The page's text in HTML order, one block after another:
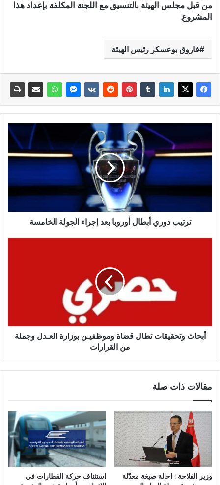
من قبل مجلس الهيئة بالتنسيق مع اللجنة المكلفة بإعداد هذا
المشروع.
فاروق بوعسكر رئيس الهيئة
ترتيب دوري أبطال أوروبا بعد إجراء الجولة الخامسة
أبحاث وتحقيقات تطال قضاة وموظفيـن بوزارة العـدل وجملة
من القرارات
مقالات ذات صلة
وزير الفلاحة : احالة صيغة معدّلة
استئناف حركة القطارات في